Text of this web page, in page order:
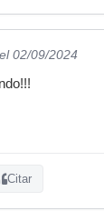
el 02/09/2024
Citar